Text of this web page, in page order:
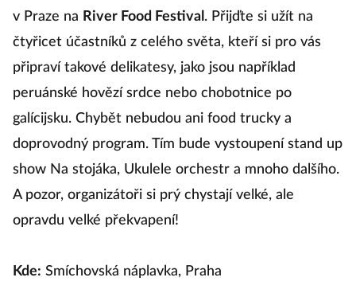
v Praze na River Food Festival . Přijďte si užít na
čtyřicet účastníků z celého světa, kteří si pro vás
připraví takové delikatesy, jako jsou například
peruánské hovězí srdce nebo chobotnice po
galícijsku. Chybět nebudou ani food trucky a
doprovodný program. Tím bude vystoupení stand up
show Na stojáka, Ukulele orchestr a mnoho dalšího.
A pozor, organizátoři si prý chystají velké, ale
opravdu velké překvapení!
Kde: Smíchovská náplavka, Praha